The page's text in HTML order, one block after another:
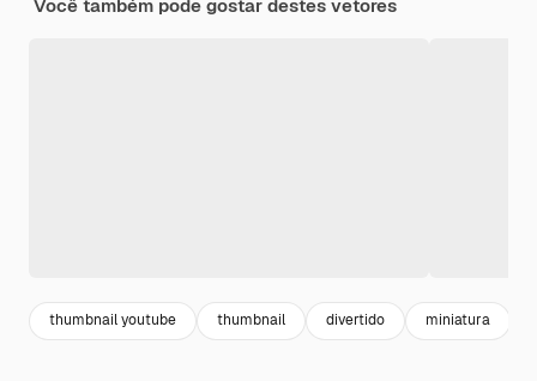
Você também pode gostar destes vetores
thumbnail youtube thumbnail divertido miniatura